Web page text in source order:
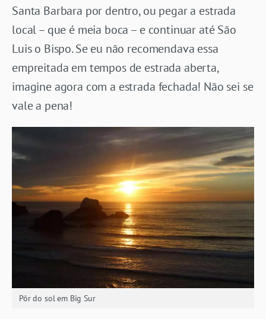
Santa Barbara por dentro, ou pegar a estrada
local – que é meia boca – e continuar até São
Luis o Bispo. Se eu não recomendava essa
empreitada em tempos de estrada aberta,
imagine agora com a estrada fechada! Não sei se
vale a pena!
Pôr do sol em Big Sur